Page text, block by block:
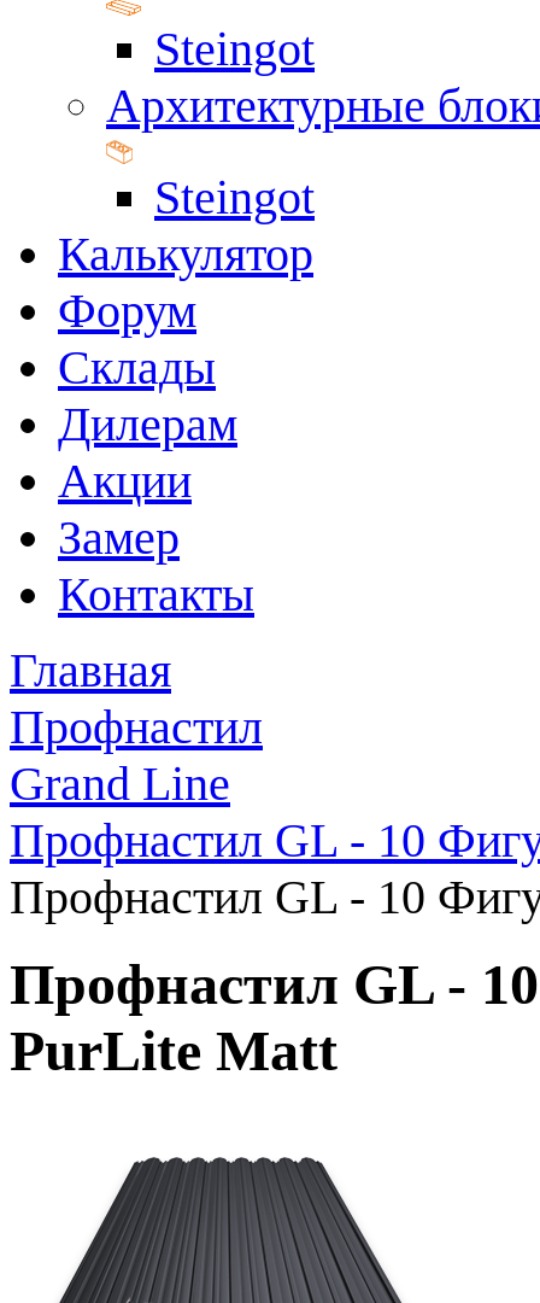
Steingot
Архитектурные
Steingot
Калькулятор
Форум
Склады
Дилерам
Акции
Замер
Контакты
Главная
Профнастил
Grand Line
Профнастил GL - 10
Профнастил GL - 10
Профнастил GL -
PurLite Matt